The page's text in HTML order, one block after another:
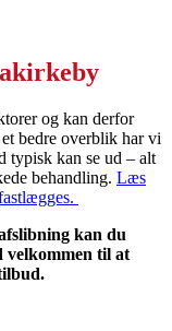
og kan derfor
bedre overblik har vi
typisk kan se ud – alt
behandling. Læs
kan du
velkommen til at